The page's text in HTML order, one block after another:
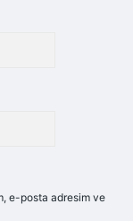
e-posta adresim ve